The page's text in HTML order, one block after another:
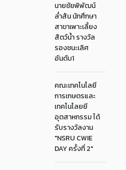
นายชัยพิพัฒน์
ล่ำสัน นักศึกษา
สาขาเพาะเลี้ยง
สัตว์น้ำ รางวัล
รองชนะเลิศ
อันดับ1
คณะเทคโนโลยี
การเกษตรและ
เทคโนโลยยี
อุตสาหกรรม ได้
รับรางวัลงาน
"NSRU CWIE
DAY ครั้งที่ 2"